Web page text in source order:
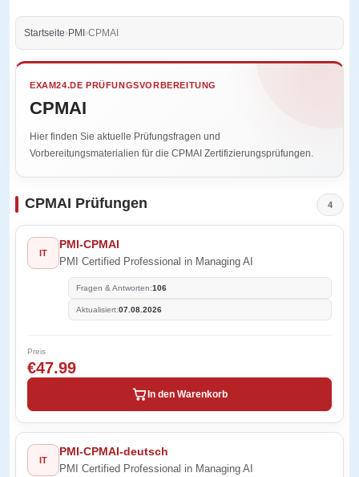
Startseite›PMI›CPMAI
EXAM24.DE PRÜFUNGSVORBEREITUNG
CPMAI
Hier finden Sie aktuelle Prüfungsfragen und
Vorbereitungsmaterialien für die CPMAI Zertifizierungsprüfungen.
CPMAI Prüfungen 4
IT
PMI-CPMAI
PMI Certified Professional in Managing AI
Fragen & Antworten:106
Aktualisiert:07.08.2026
Preis
€47.99
In den Warenkorb
IT
PMI-CPMAI-deutsch
PMI Certified Professional in Managing AI